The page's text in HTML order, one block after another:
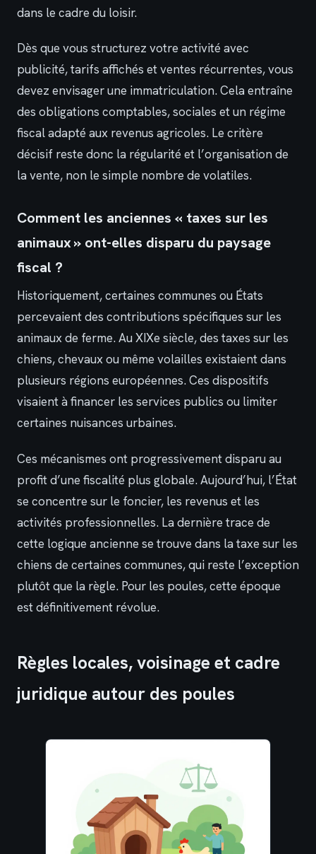
dans le cadre du loisir.
Dès que vous structurez votre activité avec
publicité, tarifs affichés et ventes récurrentes, vous
devez envisager une immatriculation. Cela entraîne
des obligations comptables, sociales et un régime
fiscal adapté aux revenus agricoles. Le critère
décisif reste donc la régularité et l’organisation de
la vente, non le simple nombre de volatiles.
Comment les anciennes « taxes sur les
animaux » ont-elles disparu du paysage
fiscal ?
Historiquement, certaines communes ou États
percevaient des contributions spécifiques sur les
animaux de ferme. Au XIXe siècle, des taxes sur les
chiens, chevaux ou même volailles existaient dans
plusieurs régions européennes. Ces dispositifs
visaient à financer les services publics ou limiter
certaines nuisances urbaines.
Ces mécanismes ont progressivement disparu au
profit d’une fiscalité plus globale. Aujourd’hui, l’État
se concentre sur le foncier, les revenus et les
activités professionnelles. La dernière trace de
cette logique ancienne se trouve dans la taxe sur les
chiens de certaines communes, qui reste l’exception
plutôt que la règle. Pour les poules, cette époque
est définitivement révolue.
Règles locales, voisinage et cadre
juridique autour des poules